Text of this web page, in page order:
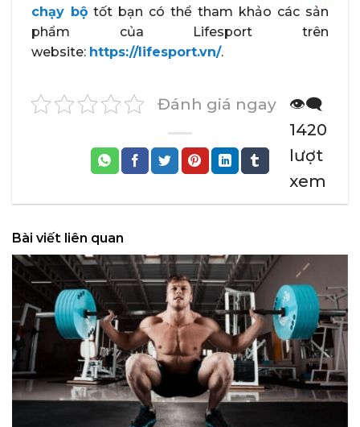
chạy bộ tốt bạn có thể tham khảo các sản
phẩm của Lifesport trên
website: https://lifesport.vn/.
Đánh giá ngay
👁️‍🗨️
1420
lượt
xem
Bài viết liên quan